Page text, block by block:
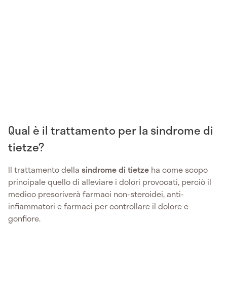
Qual è il trattamento per la sindrome di
tietze?
Il trattamento della sindrome di tietze ha come scopo
principale quello di alleviare i dolori provocati, perciò il
medico prescriverà farmaci non-steroidei, anti-
infiammatori e farmaci per controllare il dolore e
gonfiore.